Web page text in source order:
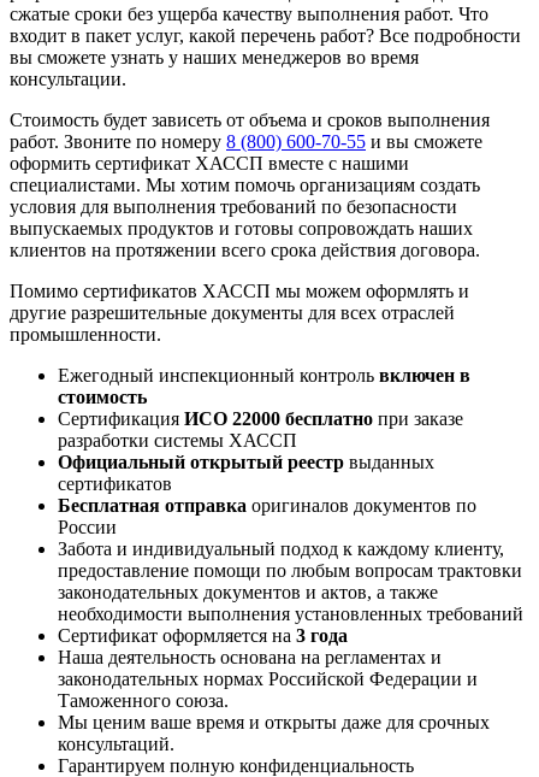
сжатые сроки без ущерба качеству выполнения работ. Что
входит в пакет услуг, какой перечень работ? Все подробности
вы сможете узнать у наших менеджеров во время
консультации.
Стоимость будет зависеть от объема и сроков выполнения
работ. Звоните по номеру 8 (800) 600-70-55 и вы сможете
оформить сертификат ХАССП вместе с нашими
специалистами. Мы хотим помочь организациям создать
условия для выполнения требований по безопасности
выпускаемых продуктов и готовы сопровождать наших
клиентов на протяжении всего срока действия договора.
Помимо сертификатов ХАССП мы можем оформлять и
другие разрешительные документы для всех отраслей
промышленности.
Ежегодный инспекционный контроль включен в
стоимость
Сертификация ИСО 22000 бесплатно при заказе
разработки системы ХАССП
Официальный открытый реестр выданных
сертификатов
Бесплатная отправка оригиналов документов по
России
Забота и индивидуальный подход к каждому клиенту,
предоставление помощи по любым вопросам трактовки
законодательных документов и актов, а также
необходимости выполнения установленных требований
Сертификат оформляется на 3 года
Наша деятельность основана на регламентах и
законодательных нормах Российской Федерации и
Таможенного союза.
Мы ценим ваше время и открыты даже для срочных
консультаций.
Гарантируем полную конфиденциальность